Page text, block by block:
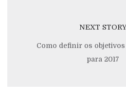
NEXT
Como definir os objetivos
para 2017